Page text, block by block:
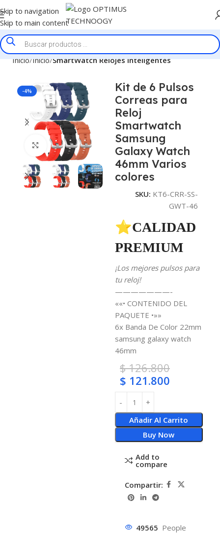
Skip to navigation
Skip to main content
Inicio Inicio SmartWatch Relojes Inteligentes
-4%
Click to enlarge
Kit de 6 Pulsos
Correas para
Reloj
Smartwatch
Samsung
Galaxy Watch
46mm Varios
colores
SKU: KT6-CRR-SS-
GWT-46
⭐CALIDAD
PREMIUM
¡Los mejores pulsos para
tu reloj!
———————-
««• CONTENIDO DEL
PAQUETE •»»
6x Banda De Color 22mm
samsung galaxy watch
46mm
$126.800
$ 121.800
Añadir Al Carrito
Buy Now
Add to
compare
Compartir:
49565 People